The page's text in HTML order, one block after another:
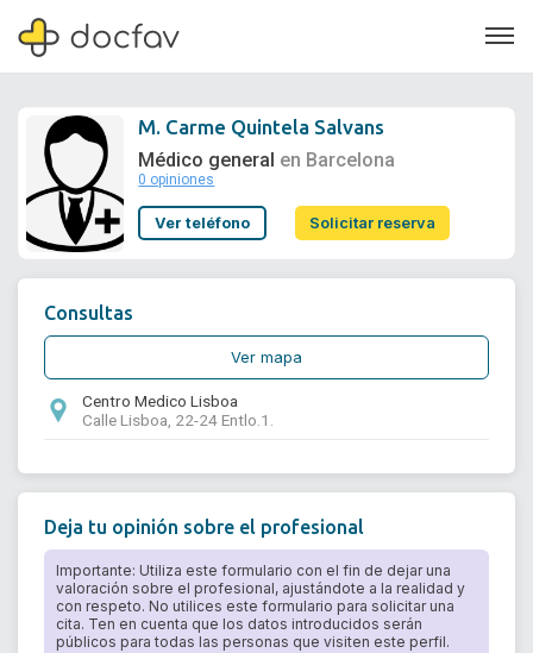
Soporte
M. Carme Quintela Salvans
Médico general en Barcelona
0 opiniones
Ver teléfono Solicitar reserva
Consultas
Ver mapa
Centro Medico Lisboa
Calle Lisboa, 22-24 Entlo.1.
Deja tu opinión sobre el profesional
Importante: Utiliza este formulario con el fin de dejar una
valoración sobre el profesional, ajustándote a la realidad y
con respeto. No utilices este formulario para solicitar una
cita. Ten en cuenta que los datos introducidos serán
públicos para todas las personas que visiten este perfil.